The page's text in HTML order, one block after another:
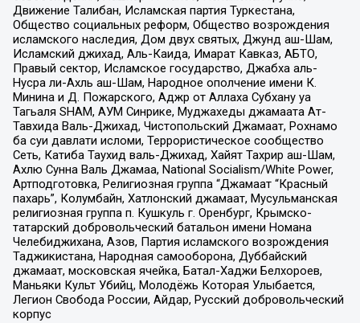
Движение Талибан, Исламская партия Туркестана,
Общество социальных реформ, Общество возрождения
исламского наследия, Дом двух святых, Джунд аш-Шам,
Исламский джихад, Аль-Каида, Имарат Кавказ, АБТО,
Правый сектор, Исламское государство, Джабха аль-
Нусра ли-Ахль аш-Шам, Народное ополчение имени К.
Минина и Д. Пожарского, Аджр от Аллаха Субхану уа
Тагьаля SHAM, АУМ Синрике, Муджахеды джамаата Ат-
Тавхида Валь-Джихад, Чистопольский Джамаат, Рохнамо
ба суи давлати исломи, Террористическое сообщество
Сеть, Катиба Таухид валь-Джихад, Хайят Тахрир аш-Шам,
Ахлю Сунна Валь Джамаа, National Socialism/White Power,
Артподготовка, Религиозная группа “Джамаат “Красный
пахарь”, Колумбайн, Хатлонский джамаат, Мусульманская
религиозная группа п. Кушкуль г. Оренбург, Крымско-
татарский добровольческий батальон имени Номана
Челебиджихана, Азов, Партия исламского возрождения
Таджикистана, Народная самооборона, Дуббайский
джамаат, московская ячейка, Батал-Хаджи Белхороев,
Маньяки Культ Убийц, Молодёжь Которая Улыбается,
Легион Свобода России, Айдар, Русский добровольческий
корпус